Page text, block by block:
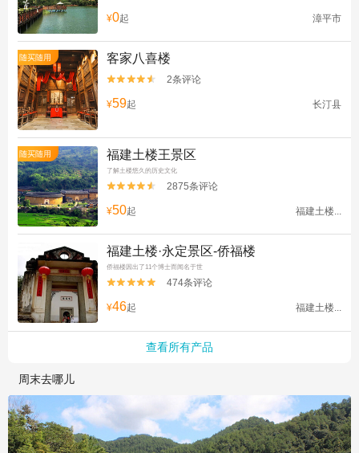
¥0起 漳平市
随买随用 客家八喜楼

 2条评论
¥59起 长汀县
随买随用 福建土楼王景区
了解土楼悠久的历史文化

 2875条评论
¥50起 福建土楼...
福建土楼·永定景区-侨福楼
侨福楼因出了11个博士而闻名于世

 474条评论
¥46起 福建土楼...
查看所有产品
周末去哪儿